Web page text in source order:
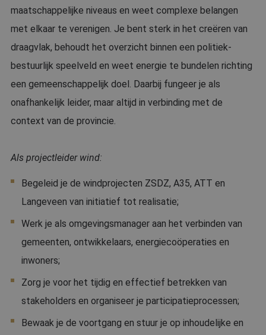
maatschappelijke niveaus en weet complexe belangen
met elkaar te verenigen. Je bent sterk in het creëren van
draagvlak, behoudt het overzicht binnen een politiek-
bestuurlijk speelveld en weet energie te bundelen richting
een gemeenschappelijk doel. Daarbij fungeer je als
onafhankelijk leider, maar altijd in verbinding met de
context van de provincie.
Als projectleider wind:
Begeleid je de windprojecten ZSDZ, A35, ATT en
Langeveen van initiatief tot realisatie;
Werk je als omgevingsmanager aan het verbinden van
gemeenten, ontwikkelaars, energiecoöperaties en
inwoners;
Zorg je voor het tijdig en effectief betrekken van
stakeholders en organiseer je participatieprocessen;
Bewaak je de voortgang en stuur je op inhoudelijke en